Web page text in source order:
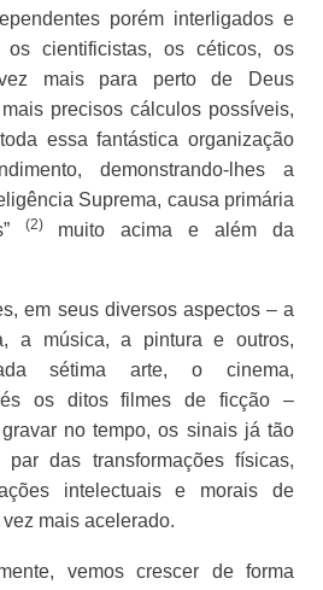
porém interligados e
os cientificistas, os céticos, os
mais para perto de Deus
precisos cálculos possíveis,
essa fantástica organização
demonstrando-lhes a
Suprema, causa primária
(2)muito acima e além da
em seus diversos aspectos – a
a música, a pintura e outros,
sétima arte, o cinema,
os ditos filmes de ficção –
no tempo, os sinais já tão
das transformações físicas,
intelectuais e morais de
mais acelerado.
vemos crescer de forma